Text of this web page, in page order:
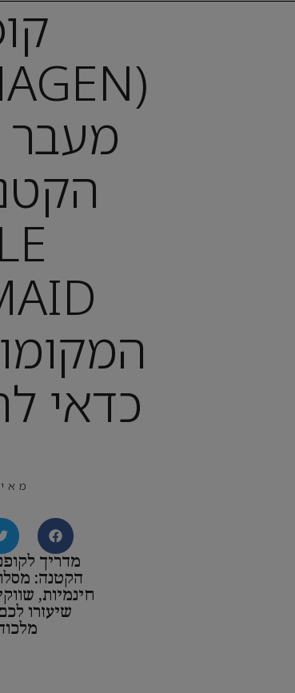
כדאי
מאי 13, 2026
מדריך
הקטנה:
חינמיות,
שיעזרו